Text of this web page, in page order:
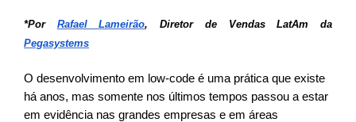
*Por Rafael Lameirão, Diretor de Vendas LatAm da
Pegasystems
O desenvolvimento em low-code é uma prática que existe
há anos, mas somente nos últimos tempos passou a estar
em evidência nas grandes empresas e em áreas